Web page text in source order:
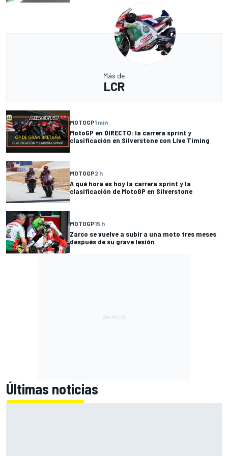
Más de
LCR
MOTOGP1 min
MotoGP en DIRECTO: la carrera sprint y
clasificación en Silverstone con Live Timing
MOTOGP2 h
A qué hora es hoy la carrera sprint y la
clasificación de MotoGP en Silverstone
MOTOGP15 h
Zarco se vuelve a subir a una moto tres meses
después de su grave lesión
Últimas noticias